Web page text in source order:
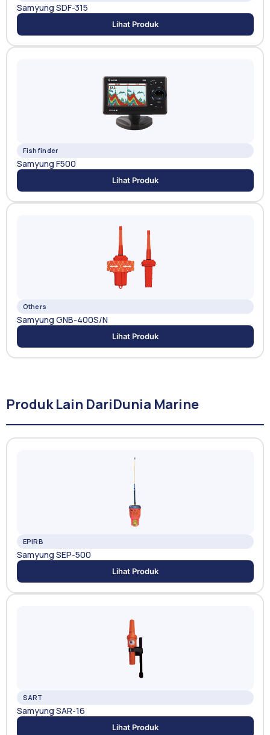
Samyung SDF-315
Lihat Produk
Fishfinder
Samyung F500
Lihat Produk
Others
Samyung GNB-400S/N
Lihat Produk
Produk Lain DariDunia Marine
EPIRB
Samyung SEP-500
Lihat Produk
SART
Samyung SAR-16
Lihat Produk